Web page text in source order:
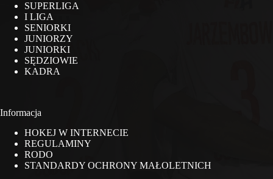
SUPERLIGA
I LIGA
SENIORKI
JUNIORZY
JUNIORKI
SĘDZIOWIE
KADRA
Informacja
HOKEJ W INTERNECIE
REGULAMINY
RODO
STANDARDY OCHRONY MAŁOLETNICH